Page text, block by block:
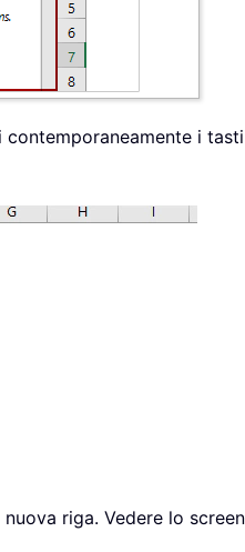
contemporaneamente i tasti
riga. Vedere lo